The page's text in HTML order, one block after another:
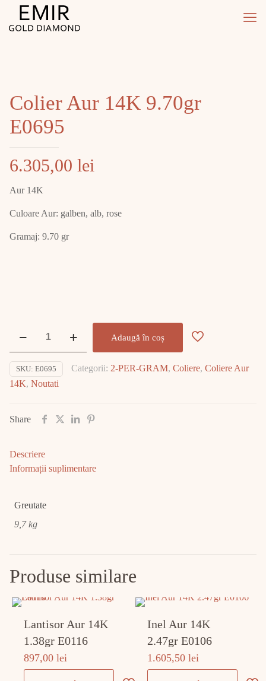
Colier Aur 14K 9.70gr
E0695
6.305,00 lei
Aur 14K
Culoare Aur: galben, alb, rose
Gramaj: 9.70 gr
14K
9.70gr
Adaugă în coș
SKU: E0695 Categorii: 2-PER-GRAM, Coliere, Coliere Aur
14K, Noutati
Share
Descriere
Informații suplimentare
Greutate
9,7 kg
Produse similare
Lantisor Aur 14K
1.38gr E0116
897,00lei
Inel Aur 14K
2.47gr E0106
1.605,50lei